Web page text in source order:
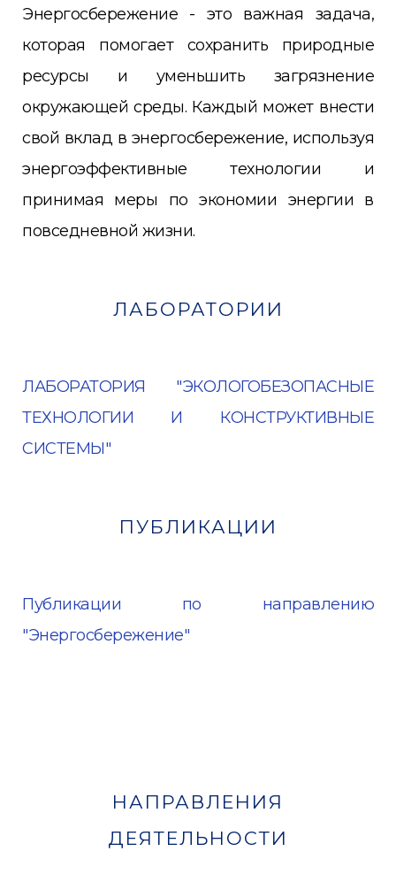
Энергосбережение - это важная задача,
которая помогает сохранить природные
ресурсы и уменьшить загрязнение
окружающей среды. Каждый может внести
свой вклад в энергосбережение, используя
энергоэффективные технологии и
принимая меры по экономии энергии в
повседневной жизни.
ЛАБОРАТОРИИ
ЛАБОРАТОРИЯ "ЭКОЛОГОБЕЗОПАСНЫЕ
ТЕХНОЛОГИИ И КОНСТРУКТИВНЫЕ
СИСТЕМЫ"
ПУБЛИКАЦИИ
Публикации по направлению
"Энергосбережение"
НАПРАВЛЕНИЯ
ДЕЯТЕЛЬНОСТИ